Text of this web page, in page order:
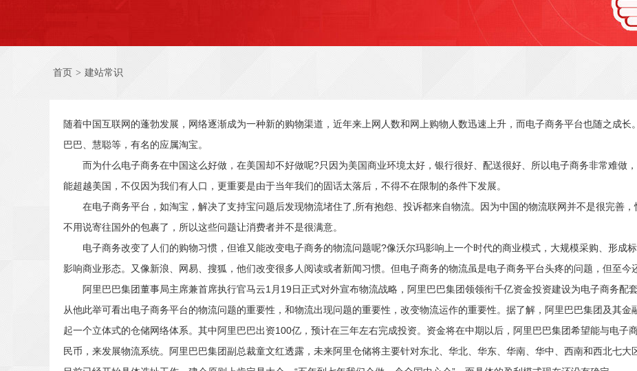
首页 > 建站常识
随着中国互联网的蓬勃发展，网络逐渐成为一种新的购物渠道，近年来上网人数和网上购物人数迅速上升，而电子商务平台也随之成
巴巴、慧聪等，有名的应属淘宝。
而为什么电子商务在中国这么好做，在美国却不好做呢?只因为美国商业环境太好，银行很好、配送很好、所以电子商务非常难做
能超越美国，不仅因为我们有人口，更重要是由于当年我们的固话太落后，不得不在限制的条件下发展。
在电子商务平台，如淘宝，解决了支持宝问题后发现物流堵住了,所有抱怨、投诉都来自物流。因为中国的物流联网并不是很完善
不用说寄往国外的包裹了，所以这些问题让消费者并不是很满意。
电子商务改变了人们的购物习惯，但谁又能改变电子商务的物流问题呢?像沃尔玛影响上一个时代的商业模式，大规模采购、形成
影响商业形态。又像新浪、网易、搜狐，他们改变很多人阅读或者新闻习惯。但电子商务的物流虽是电子商务平台头疼的问题，但至今
阿里巴巴集团董事局主席兼首席执行官马云1月19日正式对外宣布物流战略，阿里巴巴集团领领衔千亿资金投资建设为电子商务配
从他此举可看出电子商务平台的物流问题的重要性，和物流出现问题的重要性，改变物流运作的重要性。据了解，阿里巴巴集团及其
起一个立体式的仓储网络体系。其中阿里巴巴出资100亿，预计在三年左右完成投资。资金将在中期以后，阿里巴巴集团希望能与电子
民币，来发展物流系统。阿里巴巴集团副总裁童文红透露，未来阿里仓储将主要针对东北、华北、华东、华南、华中、西南和西北七大